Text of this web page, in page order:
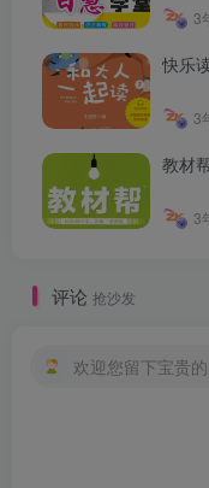
3
快乐
3
教材
3
评论 抢沙发
欢迎您留下宝贵的